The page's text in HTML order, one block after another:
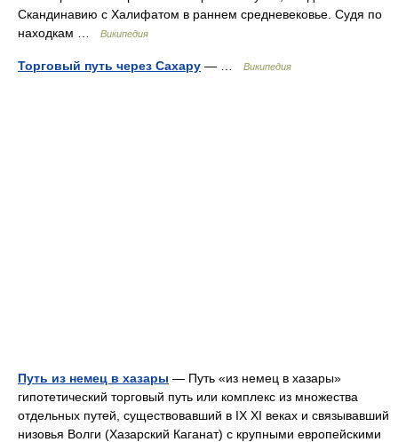
Скандинавию с Халифатом в раннем средневековье. Судя по
находкам …
Википедия
Торговый путь через Сахару — … Википедия
Путь из немец в хазары — Путь «из немец в хазары»
гипотетический торговый путь или комплекс из множества
отдельных путей, существовавший в IX XI веках и связывавший
низовья Волги (Хазарский Каганат) с крупными европейскими